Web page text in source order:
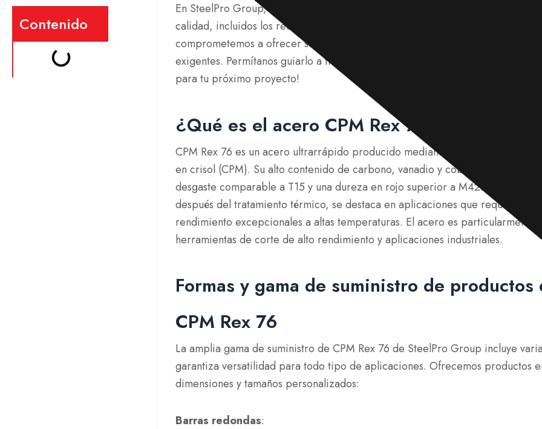
Contenido
En SteelPro Group, nos especializamos en proporcionar aceros para
calidad, incluidos los reconocidos
comprometemos a ofrecer solo los mejores materiales para satisfacer sus
exigentes. Permítanos guiarlo a través de lo que hace que
para tu próximo proyecto!
¿Qué es el acero CPM Rex 76?
CPM Rex 76 es un acero ultrarrápido producido mediante el proceso de
en crisol (CPM). Su alto contenido de carbono, vanadio y cobalto ofrece una
desgaste comparable a T15 y una dureza en rojo superior a M42. Capaz de
después del tratamiento térmico, se destaca en aplicaciones que requieren
rendimiento excepcionales a altas temperaturas. El acero es particularmente
herramientas de corte de alto rendimiento y aplicaciones industriales.
Formas y gama de suministro de productos
CPM Rex 76
La amplia gama de suministro de CPM Rex 76 de SteelPro Group incluye
garantiza versatilidad para todo tipo de aplicaciones. Ofrecemos productos
dimensiones y tamaños personalizados:
Barras redondas: